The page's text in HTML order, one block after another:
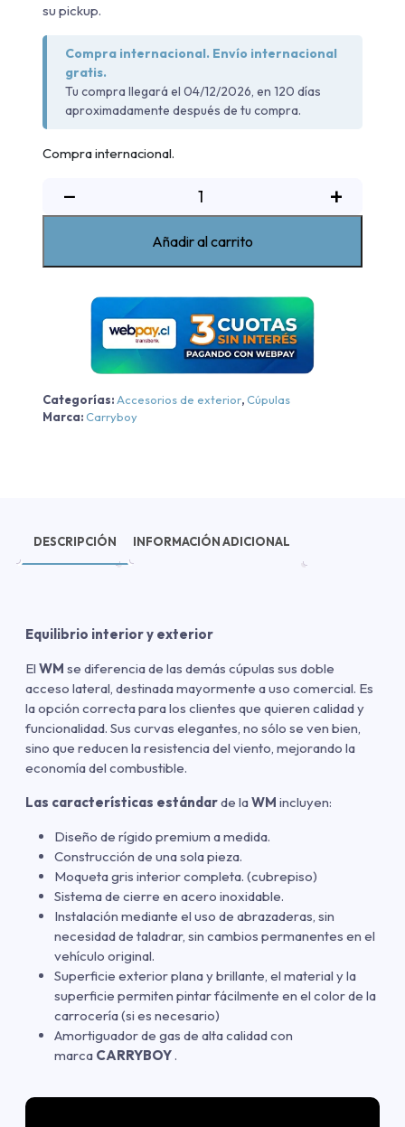
su pickup.
Compra internacional. Envío internacional
gratis.
Tu compra llegará el 04/12/2026, en 120 días
aproximadamente después de tu compra.
Compra internacional.
−
2021
cantidad
+
Añadir al carrito
Categorías: Accesorios de exterior,Cúpulas
Marca:Carryboy
DESCRIPCIÓN INFORMACIÓN ADICIONAL
Equilibrio interior y exterior
El WM se diferencia de las demás cúpulas sus doble
acceso lateral, destinada mayormente a uso comercial. Es
la opción correcta para los clientes que quieren calidad y
funcionalidad. Sus curvas elegantes, no sólo se ven bien,
sino que reducen la resistencia del viento, mejorando la
economía del combustible.
Las características estándarde laWM incluyen:
Diseño de rígido premium a medida.
Construcción de una sola pieza.
Moqueta gris interior completa. (cubrepiso)
Sistema de cierre en acero inoxidable.
Instalación mediante el uso de abrazaderas, sin
necesidad de taladrar, sin cambios permanentes en el
vehículo original.
Superficie exterior plana y brillante, el material y la
superficie permiten pintar fácilmente en el color de la
carrocería (si es necesario)
Amortiguador de gas de alta calidad con
marca CARRYBOY.